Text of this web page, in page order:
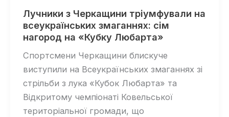
Лучники з Черкащини тріумфували на
всеукраїнських змаганнях: сім
нагород на «Кубку Любарта»
Спортсмени Черкащини блискуче
виступили на Всеукраїнських змаганнях зі
стрільби з лука «Кубок Любарта» та
Відкритому чемпіонаті Ковельської
територіальної громади, що